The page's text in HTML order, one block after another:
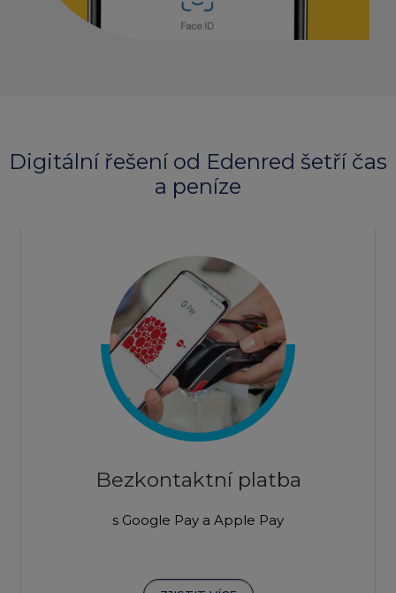
Digitální řešení od Edenred šetří čas
a peníze
Bezkontaktní platba
s Google Pay a Apple Pay